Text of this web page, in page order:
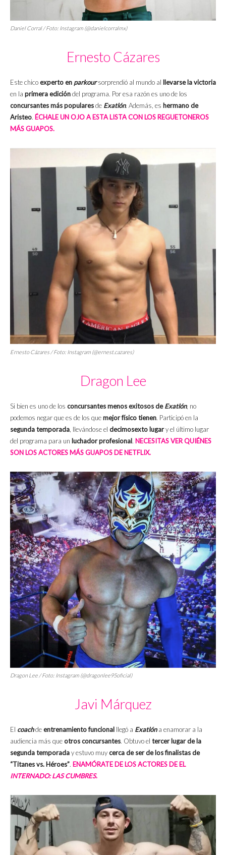
Daniel Corral / Foto: Instagram (@danielcorralmx)
Ernesto Cázares
Este chicoexperto en parkoursorprendió al mundo al llevarse la victoria
en la primera edicióndel programa. Por esa razón es uno de los
concursantes más popularesde Exatlón. Además, es hermano de
Aristeo. ÉCHALE UN OJO A ESTA LISTA CON LOS REGUETONEROS
MÁS GUAPOS.
Ernesto Cázares / Foto: Instagram (@ernest.cazares)
Dragon Lee
Si bien es uno de los concursantes menos exitosos deExatlón, no
podemos negar que es de los quemejor físico tienen. Participó en la
segunda temporada , llevándose el decimosexto lugary el último lugar
del programa para un luchador profesional. NECESITAS VER QUIÉNES
SON LOS ACTORES MÁS GUAPOS DE NETFLIX.
Dragon Lee / Foto: Instagram (@dragonlee95oficial)
Javi Márquez
El coachdeentrenamiento funcional llegó a Exatlóna enamorar a la
audiencia más queotros concursantes. Obtuvo el tercer lugar de la
segunda temporaday estuvo muycerca de ser de los finalistas de
“Titanes vs. Héroes”. ENAMÓRATE DE LOS ACTORES DE EL
INTERNADO: LAS CUMBRES.